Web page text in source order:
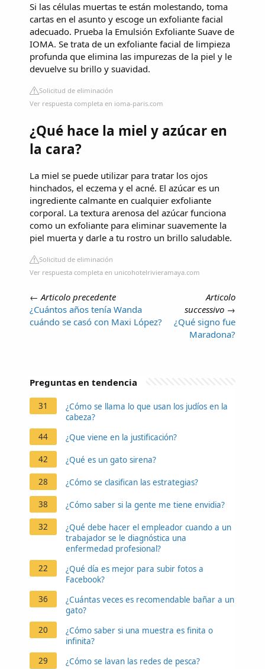
Si las células muertas te están molestando, toma
cartas en el asunto y escoge un exfoliante facial
adecuado. Prueba la Emulsión Exfoliante Suave de
IOMA. Se trata de un exfoliante facial de limpieza
profunda que elimina las impurezas de la piel y le
devuelve su brillo y suavidad.
Solicitud de eliminación
Ver respuesta completa en ioma-paris.com
¿Qué hace la miel y azúcar en
la cara?
La miel se puede utilizar para tratar los ojos
hinchados, el eczema y el acné. El azúcar es un
ingrediente calmante en cualquier exfoliante
corporal. La textura arenosa del azúcar funciona
como un exfoliante para eliminar suavemente la
piel muerta y darle a tu rostro un brillo saludable.
Solicitud de eliminación
Ver respuesta completa en unicohotelrivieramaya.com
← Articolo precedente
¿Cuántos años tenía Wanda
cuándo se casó con Maxi López?
Articolo
successivo →
¿Qué signo fue
Maradona?
Preguntas en tendencia
31
¿Cómo se llama lo que usan los judíos en la
cabeza?
44
¿Que viene en la justificación?
42 ¿Qué es un gato sirena?
28 ¿Cómo se clasifican las estrategias?
38 ¿Cómo saber si la gente me tiene envidia?
32
¿Qué debe hacer el empleador cuando a un
trabajador se le diagnóstica una
enfermedad profesional?
22
¿Qué día es mejor para subir fotos a
Facebook?
36
¿Cuántas veces es recomendable bañar a un
gato?
20
¿Cómo saber si una muestra es finita o
infinita?
29
¿Cómo se lavan las redes de pesca?